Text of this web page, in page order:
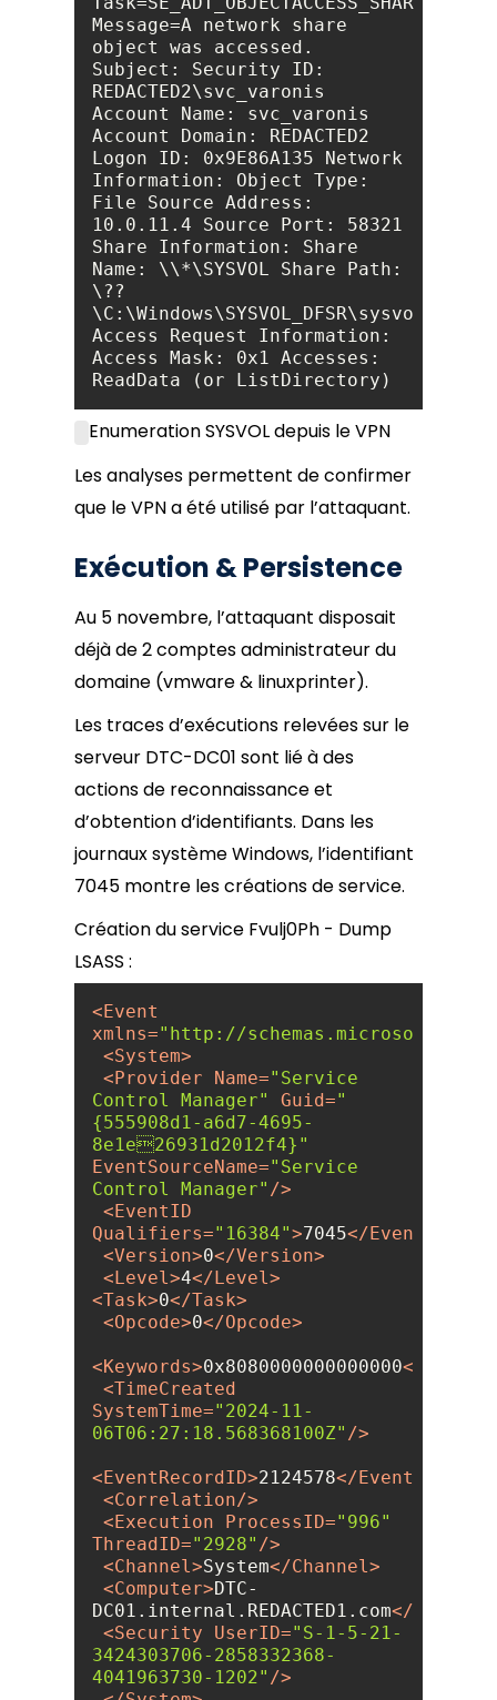
Message=A network share
object was accessed.
Subject: Security ID:
REDACTED2\svc_varonis
Account Name: svc_varonis
Account Domain: REDACTED2
Logon ID: 0x9E86A135 Network
Information: Object Type:
File Source Address:
10.0.11.4 Source Port: 58321
Share Information: Share
Name: \\*\SYSVOL Share Path:
\??
\C:\Windows\SYSVOL_DFSR\sysvol
Access Request Information:
Access Mask: 0x1 Accesses:
ReadData (or ListDirectory)
Enumeration SYSVOL depuis le VPN
Les analyses permettent de confirmer
que le VPN a été utilisé par l’attaquant.
Exécution & Persistence
Au 5 novembre, l’attaquant disposait
déjà de 2 comptes administrateur du
domaine (vmware & linuxprinter).
Les traces d’exécutions relevées sur le
serveur DTC-DC01 sont lié à des
actions de reconnaissance et
d’obtention d’identifiants. Dans les
journaux système Windows, l’identifiant
7045 montre les créations de service.
Création du service Fvulj0Ph - Dump
LSASS :
< Event
xmlns="http://
<System>
< Provider Name="Service
Control Manager"
Guid="
{555908d1-a6d7-4695-
8e1e26931d2012f4}"
EventSourceName="Service
Control Manager" />
< EventID
Qualifiers="16384">7045</ EventID
<Version>0</Version>
< Level>4</ Level>
<Task>0</Task>
<Opcode>0</Opcode>
<Keywords>0x8080000000000000</
<TimeCreated
SystemTime="2024-11-
06T06:27:18.568368100Z" />
< EventRecordID>2124578</
<Correlation/>
< Execution ProcessID="996"
ThreadID="2928" />
<Channel>System</Channel>
<Computer>DTC-
DC01.internal.REDACTED1.com</
<Security UserID="S-1-5-21-
3424303706-2858332368-
4041963730-1202" />